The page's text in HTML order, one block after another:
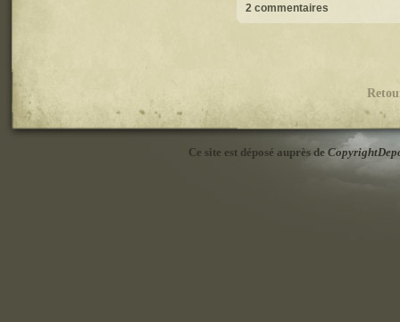
2 commentaires
Ce site est déposé auprès de